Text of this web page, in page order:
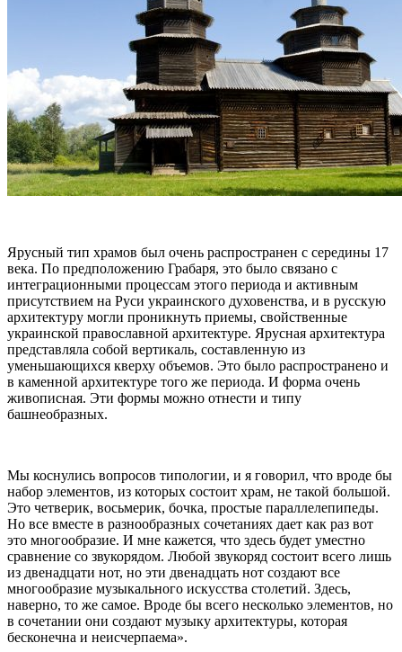
Ярусный тип храмов был очень распространен с середины 17
века. По предположению Грабаря, это было связано с
интеграционными процессам этого периода и активным
присутствием на Руси украинского духовенства, и в русскую
архитектуру могли проникнуть приемы, свойственные
украинской православной архитектуре. Ярусная архитектура
представляла собой вертикаль, составленную из
уменьшающихся кверху объемов. Это было распространено и
в каменной архитектуре того же периода. И форма очень
живописная. Эти формы можно отнести и типу
башнеобразных.
Мы коснулись вопросов типологии, и я говорил, что вроде бы
набор элементов, из которых состоит храм, не такой большой.
Это четверик, восьмерик, бочка, простые параллелепипеды.
Но все вместе в разнообразных сочетаниях дает как раз вот
это многообразие. И мне кажется, что здесь будет уместно
сравнение со звукорядом. Любой звукоряд состоит всего лишь
из двенадцати нот, но эти двенадцать нот создают все
многообразие музыкального искусства столетий. Здесь,
наверно, то же самое. Вроде бы всего несколько элементов, но
в сочетании они создают музыку архитектуры, которая
бесконечна и неисчерпаема».